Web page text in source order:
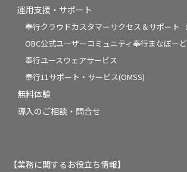
運用支援・サポート
奉行クラウドカスタマーサクセス＆サポート
OBC公式ユーザーコミュニティ奉行まなぼーど
奉行ユースウェアサービス
奉行11サポート・サービス(OMSS)
無料体験
導入のご相談・問合せ
【業務に関するお役立ち情報】